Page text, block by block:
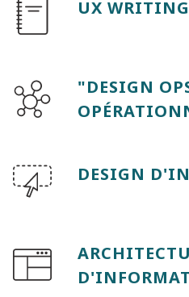
UX WRITING
"DESIGN
DESIGN